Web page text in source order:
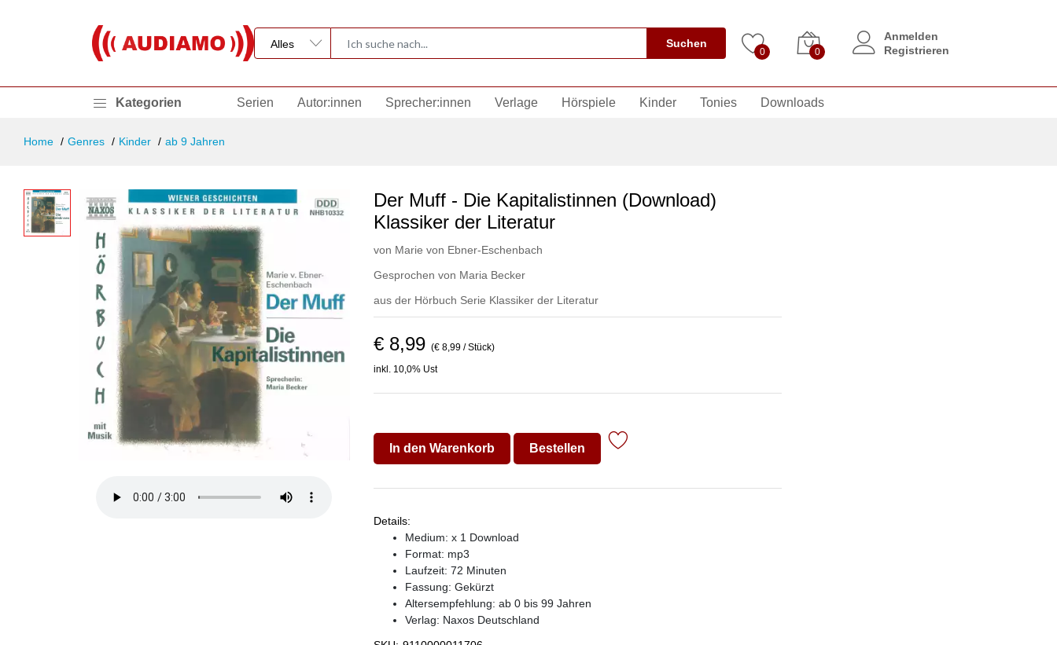
Suchen
0 0
Anmelden
Registrieren
Kategorien Serien Autor:innen Sprecher:innen Verlage Hörspiele Kinder Tonies Downloads
Home Genres Kinder ab 9 Jahren
Der Muff - Die Kapitalistinnen (Download)
Klassiker der Literatur
von Marie von Ebner-Eschenbach
Gesprochen von Maria Becker
aus der Hörbuch Serie Klassiker der Literatur
€ 8,99 (€ 8,99 / Stück)
inkl. 10,0% Ust
In den Warenkorb Bestellen
Details:
Medium: x 1 Download
Format: mp3
Laufzeit: 72 Minuten
Fassung: Gekürzt
Altersempfehlung: ab 0 bis 99 Jahren
Verlag: Naxos Deutschland